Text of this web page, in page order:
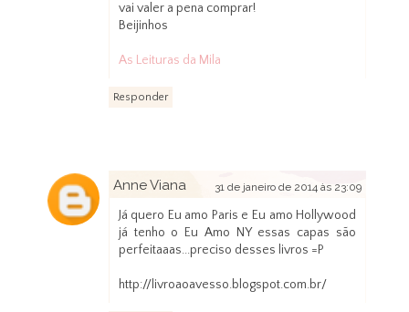
vai valer a pena comprar!
Beijinhos
As Leituras da Mila
Responder
Anne Viana 31 de janeiro de 2014 às 23:09
Já quero Eu amo Paris e Eu amo Hollywood
já tenho o Eu Amo NY essas capas são
perfeitaaas...preciso desses livros =P
http://livroaoavesso.blogspot.com.br/